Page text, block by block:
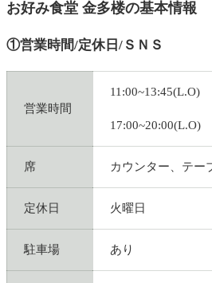
お好み食堂 金多楼の基本情報
①営業時間/定休日/ＳＮＳ
営業時間
11:00~13:45(L.O)
17:00~20:00(L.O)
席 カウンター、テー
定休日 火曜日
駐車場 あり